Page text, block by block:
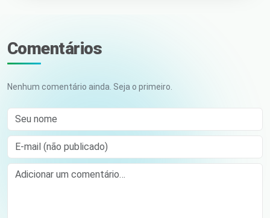
Comentários
Nenhum comentário ainda. Seja o primeiro.
Seu nome
E-mail (não publicado)
Comment